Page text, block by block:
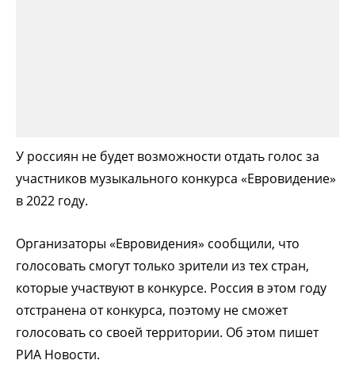
У россиян не будет возможности отдать голос за
участников музыкального конкурса «Евровидение»
в 2022 году.
Организаторы «Евровидения» сообщили, что
голосовать смогут только зрители из тех стран,
которые участвуют в конкурсе. Россия в этом году
отстранена от конкурса, поэтому не сможет
голосовать со своей территории. Об этом пишет
РИА Новости.